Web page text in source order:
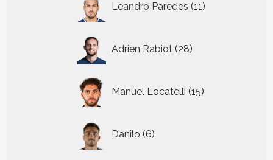
Leandro Paredes 11
producten
Adrien Rabiot 28
producten
Manuel Locatelli 15
producten
Danilo 6
producten